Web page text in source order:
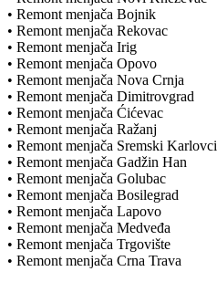
• Remont menjača Bojnik
• Remont menjača Rekovac
• Remont menjača Irig
• Remont menjača Opovo
• Remont menjača Nova Crnja
• Remont menjača Dimitrovgrad
• Remont menjača Ćićevac
• Remont menjača Ražanj
• Remont menjača Sremski Karlovci
• Remont menjača Gadžin Han
• Remont menjača Golubac
• Remont menjača Bosilegrad
• Remont menjača Lapovo
• Remont menjača Medveđa
• Remont menjača Trgovište
• Remont menjača Crna Trava